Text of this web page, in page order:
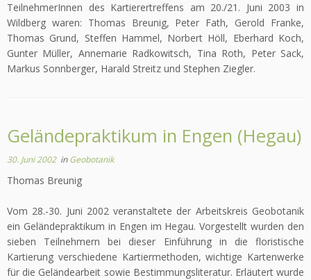
TeilnehmerInnen des Kartierertreffens am 20./21. Juni 2003 in
Wildberg waren: Thomas Breunig, Peter Fath, Gerold Franke,
Thomas Grund, Steffen Hammel, Norbert Höll, Eberhard Koch,
Gunter Müller, Annemarie Radkowitsch, Tina Roth, Peter Sack,
Markus Sonnberger, Harald Streitz und Stephen Ziegler.
Geländepraktikum in Engen (Hegau)
30. Juni 2002inGeobotanik
Thomas Breunig
Vom 28.-30. Juni 2002 veranstaltete der Arbeitskreis Geobotanik
ein Geländepraktikum in Engen im Hegau. Vorgestellt wurden den
sieben Teilnehmern bei dieser Einführung in die floristische
Kartierung verschiedene Kartiermethoden, wichtige Kartenwerke
für die Geländearbeit sowie Bestimmungsliteratur. Erläutert wurde